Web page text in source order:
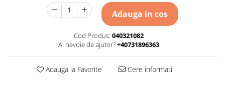
Adauga in cos
Cod Produs: 040321082
Ai nevoie de ajutor?+40731896363
Adauga la Favorite Cere informatii